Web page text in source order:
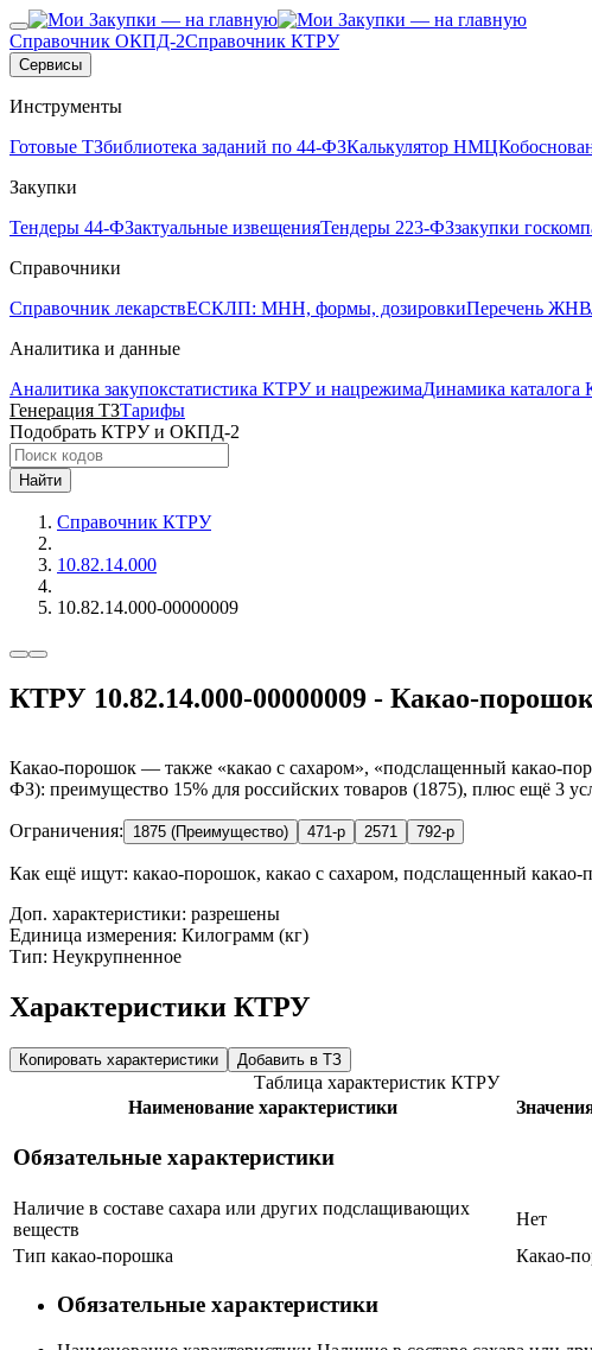
Справочник ОКПД-2Справочник КТРУ
Сервисы
Инструменты
Готовые ТЗбиблиотека заданий по 44-ФЗКалькулятор НМЦК
Закупки
Тендеры 44-ФЗактуальные извещенияТендеры 223-ФЗзакупки
Справочники
Справочник лекарствЕСКЛП: МНН, формы, дозировкиПеречень
Аналитика и данные
Аналитика закупокстатистика КТРУ и нацрежимаДинамика каталога
Генерация ТЗТарифы
Подобрать КТРУ и ОКПД-2
Найти
Справочник КТРУ
10.82.14.000
10.82.14.000-00000009
КТРУ 10.82.14.000-00000009 - Какао-порошок
Какао-порошок — также «какао с сахаром», «подслащенный какао-
ФЗ): преимущество 15% для российских товаров (1875), плюс ещё 3
Ограничения: 1875 (Преимущество) 471-р 2571 792-р
Как ещё ищут: какао-порошок, какао с сахаром, подслащенный
Доп. характеристики: разрешены
Единица измерения: Килограмм (кг)
Тип: Неукрупненное
Характеристики КТРУ
Копировать характеристики Добавить в ТЗ
Таблица характеристик КТРУ
Наименование характеристики
Обязательные характеристики
Наличие в составе сахара или других подслащивающих
веществ
Нет
Тип какао-порошка
Какао-
Обязательные характеристики